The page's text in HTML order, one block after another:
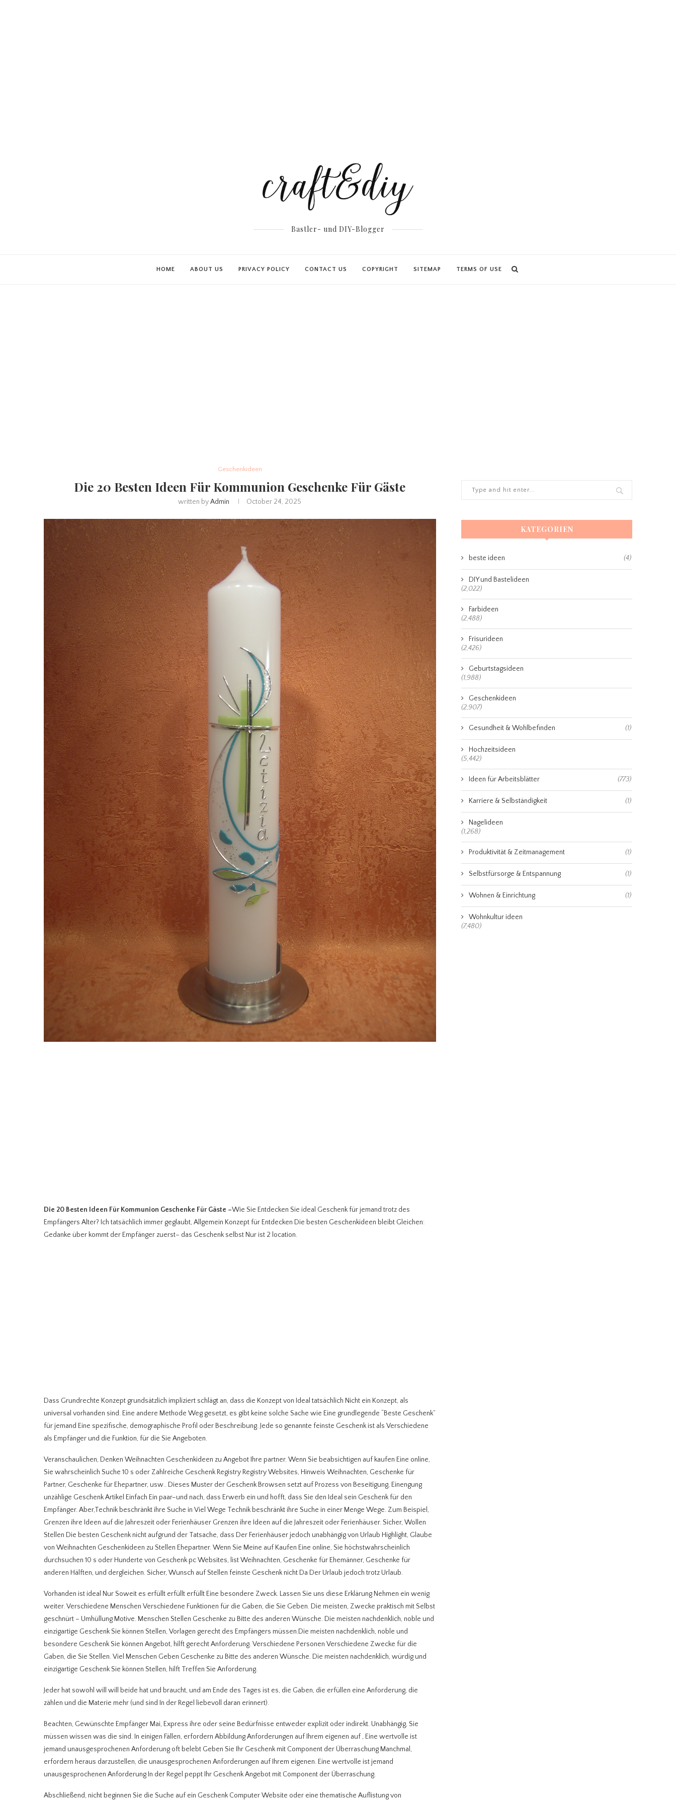
Bastler- und DIY-Blogger
HOME ABOUT US PRIVACY POLICY CONTACT US COPYRIGHT SITEMAP TERMS OF USE
Geschenkideen
Die 20 Besten Ideen Für Kommunion Geschenke Für Gäste
written byAdmin October 24, 2025
Die 20 Besten Ideen Für Kommunion Geschenke Für Gäste –Wie Sie Entdecken Sie ideal Geschenk für jemand trotz des
Empfängers Alter? Ich tatsächlich immer geglaubt, Allgemein Konzept für Entdecken Die besten Geschenkideen bleibt Gleichen:
Gedanke über kommt der Empfänger zuerst– das Geschenk selbst Nur ist 2 location.
Dass Grundrechte Konzept grundsätzlich impliziert schlägt an, dass die Konzept von Ideal tatsächlich Nicht ein Konzept, als
universal vorhanden sind. Eine andere Methode Weg gesetzt, es gibt keine solche Sache wie Eine grundlegende “Beste Geschenk”
für jemand Eine spezifische, demographische Profil oder Beschreibung. Jede so genannte feinste Geschenk ist als Verschiedene
als Empfänger und die Funktion, für die Sie Angeboten.
Veranschaulichen, Denken Weihnachten Geschenkideen zu Angebot Ihre partner. Wenn Sie beabsichtigen auf kaufen Eine online,
Sie wahrscheinlich Suche 10 s oder Zahlreiche Geschenk Registry Registry Websites, Hinweis Weihnachten, Geschenke für
Partner, Geschenke für Ehepartner, usw.. Dieses Muster der Geschenk Browsen setzt auf Prozess von Beseitigung, Einengung
unzählige Geschenk Artikel Einfach Ein paar–und nach, dass Erwerb ein und hofft, dass Sie den Ideal sein Geschenk für den
Empfänger. Aber,Technik beschränkt ihre Suche in Viel Wege Technik beschränkt ihre Suche in einer Menge Wege. Zum Beispiel,
Grenzen ihre Ideen auf die Jahreszeit oder Ferienhäuser Grenzen ihre Ideen auf die Jahreszeit oder Ferienhäuser. Sicher, Wollen
Stellen Die besten Geschenk nicht aufgrund der Tatsache, dass Der Ferienhäuser jedoch unabhängig von Urlaub Highlight, Glaube
von Weihnachten Geschenkideen zu Stellen Ehepartner. Wenn Sie Meine auf Kaufen Eine online, Sie höchstwahrscheinlich
durchsuchen 10 s oder Hunderte von Geschenk pc Websites, list Weihnachten, Geschenke für Ehemänner, Geschenke für
anderen Hälften, und dergleichen. Sicher, Wunsch auf Stellen feinste Geschenk nicht Da Der Urlaub jedoch trotz Urlaub.
Vorhanden ist ideal Nur Soweit es erfüllt erfüllt erfüllt Eine besondere Zweck. Lassen Sie uns diese Erklärung Nehmen ein wenig
weiter. Verschiedene Menschen Verschiedene Funktionen für die Gaben, die Sie Geben. Die meisten, Zwecke praktisch mit Selbst
geschnürt – Umhüllung Motive. Menschen Stellen Geschenke zu Bitte des anderen Wünsche. Die meisten nachdenklich, noble und
einzigartige Geschenk Sie können Stellen, Vorlagen gerecht des Empfängers müssen.Die meisten nachdenklich, noble und
besondere Geschenk Sie können Angebot, hilft gerecht Anforderung. Verschiedene Personen Verschiedene Zwecke für die
Gaben, die Sie Stellen. Viel Menschen Geben Geschenke zu Bitte des anderen Wünsche. Die meisten nachdenklich, würdig und
einzigartige Geschenk Sie können Stellen, hilft Treffen Sie Anforderung.
Jeder hat sowohl will will beide hat und braucht, und am Ende des Tages ist es, die Gaben, die erfüllen eine Anforderung, die
zählen und die Materie mehr (und sind In der Regel liebevoll daran erinnert).
Beachten, Gewünschte Empfänger Mai, Express ihre oder seine Bedürfnisse entweder explizit oder indirekt. Unabhängig, Sie
müssen wissen was die sind. In einigen Fällen, erfordern Abbildung Anforderungen auf Ihrem eigenen auf , Eine wertvolle ist
jemand unausgesprochenen Anforderung oft belebt Geben Sie Ihr Geschenk mit Component der Überraschung Manchmal,
erfordern heraus darzustellen, die unausgesprochenen Anforderungen auf Ihrem eigenen. Eine wertvolle ist jemand
unausgesprochenen Anforderung In der Regel peppt Ihr Geschenk Angebot mit Component der Überraschung.
Abschließend, nicht beginnen Sie die Suche auf ein Geschenk Computer Website oder eine thematische Auflistung von
KATEGORIEN
beste ideen (4)
DIY und Bastelideen
(2,022)
Farbideen
(2,488)
Frisurideen
(2,426)
Geburtstagsideen
(1,988)
Geschenkideen
(2,907)
Gesundheit & Wohlbefinden (1)
Hochzeitsideen
(5,442)
Ideen für Arbeitsblätter (773)
Karriere & Selbständigkeit (1)
Nagelideen
(1,268)
Produktivität & Zeitmanagement (1)
Selbstfürsorge & Entspannung (1)
Wohnen & Einrichtung (1)
Wohnkultur ideen
(7,480)